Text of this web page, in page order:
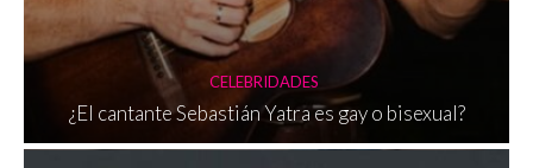
CELEBRIDADES
¿El cantante Sebastián Yatra es gay o bisexual?